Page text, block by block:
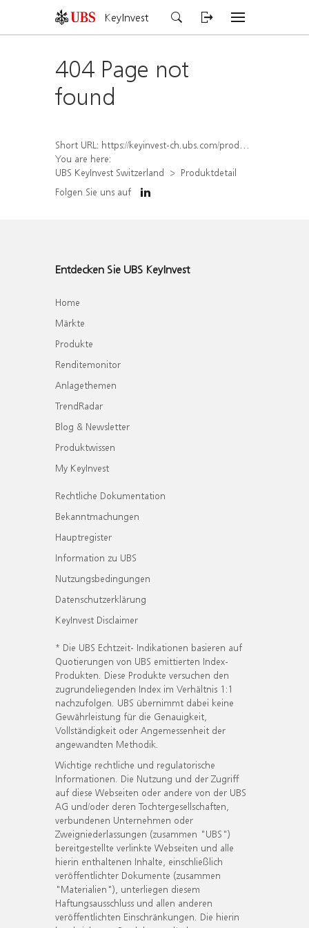
KeyInvest
404 Page not
found
Short URL: https://keyinvest-ch.ubs.com/produkt/detail/index/isin/CH1569448793
You are here:
UBS KeyInvest Switzerland
Produktdetail
Folgen Sie uns auf
Entdecken Sie UBS KeyInvest
Home
Märkte
Produkte
Renditemonitor
Anlagethemen
TrendRadar
Blog & Newsletter
Produktwissen
My KeyInvest
Rechtliche Dokumentation
Bekanntmachungen
Hauptregister
Information zu UBS
Nutzungsbedingungen
Datenschutzerklärung
KeyInvest Disclaimer
* Die UBS Echtzeit- Indikationen basieren auf
Quotierungen von UBS emittierten Index-
Produkten. Diese Produkte versuchen den
zugrundeliegenden Index im Verhältnis 1:1
nachzufolgen. UBS übernimmt dabei keine
Gewährleistung für die Genauigkeit,
Vollständigkeit oder Angemessenheit der
angewandten Methodik.
Wichtige rechtliche und regulatorische
Informationen. Die Nutzung und der Zugriff
auf diese Webseiten oder andere von der UBS
AG und/oder deren Tochtergesellschaften,
verbundenen Unternehmen oder
Zweigniederlassungen (zusammen "UBS")
bereitgestellte verlinkte Webseiten und alle
hierin enthaltenen Inhalte, einschließlich
veröffentlichter Dokumente (zusammen
"Materialien"), unterliegen diesem
Haftungsausschluss und allen anderen
veröffentlichten Einschränkungen. Die hierin